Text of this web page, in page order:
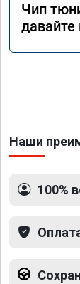
Чип
Наши
100%